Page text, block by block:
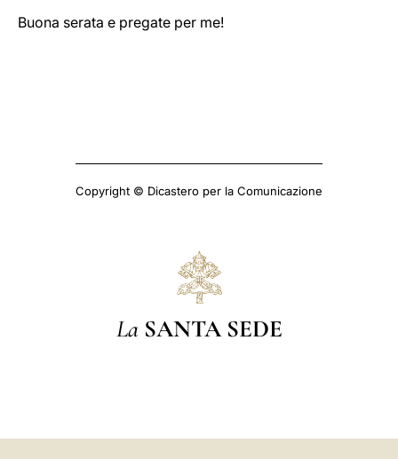
Buona serata e pregate per me!
Copyright © Dicastero per la Comunicazione
La SANTA SEDE